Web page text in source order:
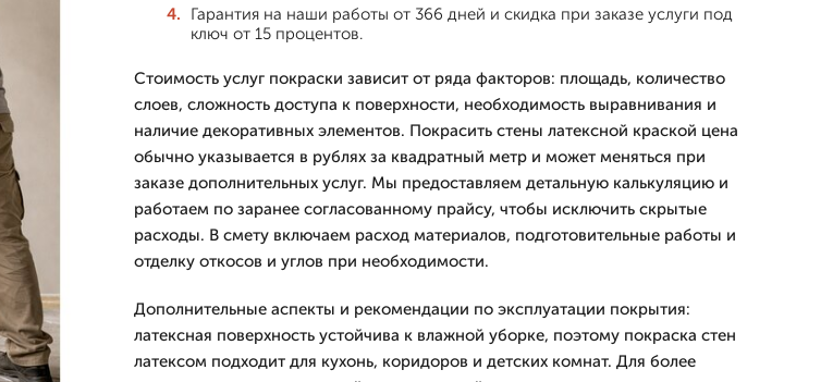
Гарантия на наши работы от 366 дней и скидка при заказе услуги под
ключ от 15 процентов.
Стоимость услуг покраски зависит от ряда факторов: площадь, количество
слоев, сложность доступа к поверхности, необходимость выравнивания и
наличие декоративных элементов. Покрасить стены латексной краской цена
обычно указывается в рублях за квадратный метр и может меняться при
заказе дополнительных услуг. Мы предоставляем детальную калькуляцию и
работаем по заранее согласованному прайсу, чтобы исключить скрытые
расходы. В смету включаем расход материалов, подготовительные работы и
отделку откосов и углов при необходимости.
Дополнительные аспекты и рекомендации по эксплуатации покрытия:
латексная поверхность устойчива к влажной уборке, поэтому покраска стен
латексом подходит для кухонь, коридоров и детских комнат. Для более